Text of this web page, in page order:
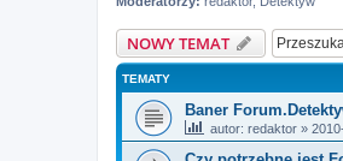
NOWY TEMAT
TEMATY
Baner
autor: redaktor »